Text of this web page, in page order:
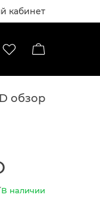
кабинет
обзор
В наличии